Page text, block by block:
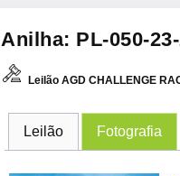
Anilha: PL-050-
Leilão AGD CHALLENGE
Leilão Fotografia